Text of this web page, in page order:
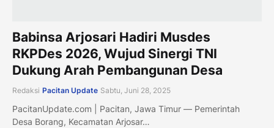
Babinsa Arjosari Hadiri Musdes
RKPDes 2026, Wujud Sinergi TNI
Dukung Arah Pembangunan Desa
Redaksi Pacitan Update Sabtu, Juni 28, 2025
PacitanUpdate.com | Pacitan, Jawa Timur — Pemerintah
Desa Borang, Kecamatan Arjosar…